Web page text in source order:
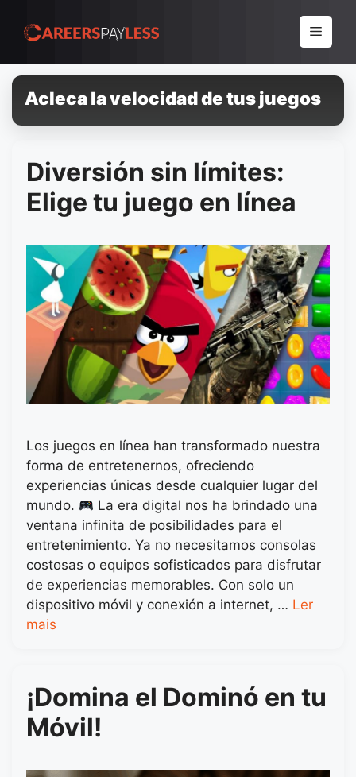
para
conteúdo
Menu
Acleca la velocidad de tus juegos
Diversión sin límites:
Elige tu juego en línea
Los juegos en línea han transformado nuestra
forma de entretenernos, ofreciendo
experiencias únicas desde cualquier lugar del
mundo.
La era digital nos ha brindado una
ventana infinita de posibilidades para el
entretenimiento. Ya no necesitamos consolas
costosas o equipos sofisticados para disfrutar
de experiencias memorables. Con solo un
dispositivo móvil y conexión a internet, … Ler
mais
¡Domina el Dominó en tu
Móvil!